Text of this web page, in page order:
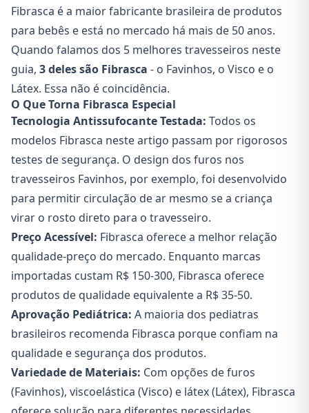
Fibrasca é a maior fabricante brasileira de produtos
para bebês e está no mercado há mais de 50 anos.
Quando falamos dos 5 melhores travesseiros neste
guia, 3 deles são Fibrasca - o Favinhos, o Visco e o
Látex. Essa não é coincidência.
O Que Torna Fibrasca Especial
Tecnologia Antissufocante Testada: Todos os
modelos Fibrasca neste artigo passam por rigorosos
testes de segurança. O design dos furos nos
travesseiros Favinhos, por exemplo, foi desenvolvido
para permitir circulação de ar mesmo se a criança
virar o rosto direto para o travesseiro.
Preço Acessível: Fibrasca oferece a melhor relação
qualidade-preço do mercado. Enquanto marcas
importadas custam R$ 150-300, Fibrasca oferece
produtos de qualidade equivalente a R$ 35-50.
Aprovação Pediátrica: A maioria dos pediatras
brasileiros recomenda Fibrasca porque confiam na
qualidade e segurança dos produtos.
Variedade de Materiais: Com opções de furos
(Favinhos), viscoelástica (Visco) e látex (Látex), Fibrasca